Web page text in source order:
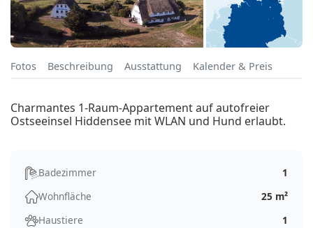
Fotos Beschreibung Ausstattung Kalender & Preis
Charmantes 1-Raum-Appartement auf autofreier
Ostseeinsel Hiddensee mit WLAN und Hund erlaubt.
Badezimmer
1
Wohnfläche
25 m²
Haustiere
1